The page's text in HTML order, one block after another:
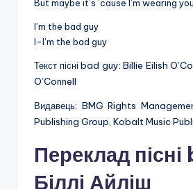
But maybe it’s ’cause I’m wearing
I’m the bad guy
I-I’m the bad guy
Текст пісні bad guy: Billie Eilish
O’Connell
Видавець: BMG Rights
Publishing Group, Kobalt Music
Переклад
Біллі Айліш